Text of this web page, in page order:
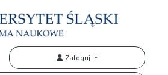
Zaloguj